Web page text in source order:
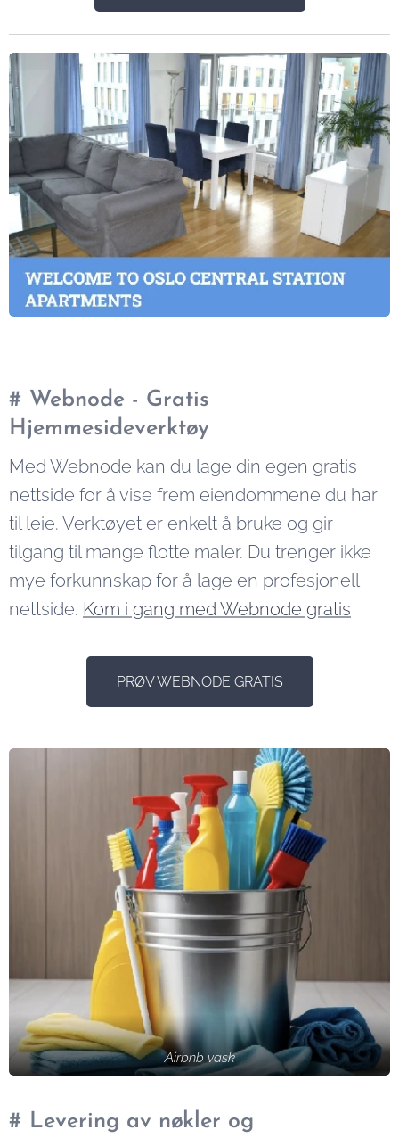
# Webnode - Gratis
Hjemmesideverktøy
Med Webnode kan du lage din egen gratis
nettside for å vise frem eiendommene du har
til leie. Verktøyet er enkelt å bruke og gir
tilgang til mange flotte maler. Du trenger ikke
mye forkunnskap for å lage en profesjonell
nettside. Kom i gang med Webnode gratis
PRØV WEBNODE GRATIS
Airbnb vask
# Levering av nøkler og